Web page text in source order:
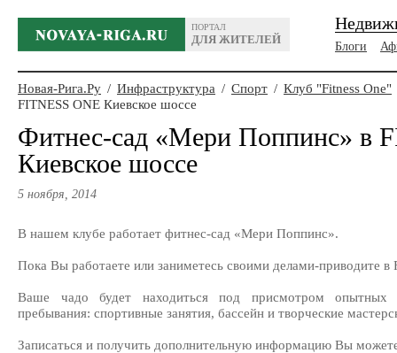
ПОРТАЛ
ДЛЯ ЖИТЕЛЕЙ
Блоги
Новая-Рига.Ру / Инфраструктура / Спорт / Клуб "Fitness One"
FITNESS ONЕ Киевское шоссе
Фитнес-сад «Мери Поппинс» в
Киевское шоссе
5 ноября, 2014
В нашем клубе работает фитнес-сад «Мери Поппинс».
Пока Вы работаете или заниметесь своими делами-приводите в
Ваше чадо будет находиться под присмотром опытных
пребывания: спортивные занятия, бассейн и творческие
Записаться и получить дополнительную информацию Вы